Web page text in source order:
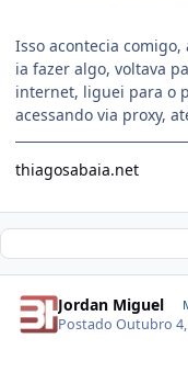
Isso acontecia
ia fazer algo, voltava
internet, liguei para o
acessando via proxy,
thiagosabaia.net
Jordan Miguel
PostadoOutubro